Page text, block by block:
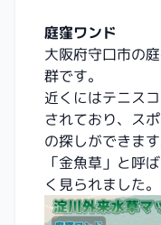
庭窪ワンド
大阪府守口市の
群です。
近くにはテニス
されており、ス
の探しができます
「金魚草」と呼
く見られました。